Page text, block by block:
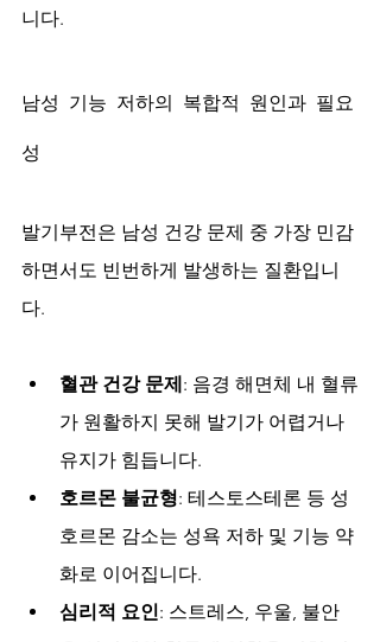
니다.
남성 기능 저하의 복합적 원인과 필요
성
발기부전은 남성 건강 문제 중 가장 민감
하면서도 빈번하게 발생하는 질환입니
다.
혈관 건강 문제: 음경 해면체 내 혈류
가 원활하지 못해 발기가 어렵거나
유지가 힘듭니다.
호르몬 불균형: 테스토스테론 등 성
호르몬 감소는 성욕 저하 및 기능 약
화로 이어집니다.
심리적 요인: 스트레스, 우울, 불안